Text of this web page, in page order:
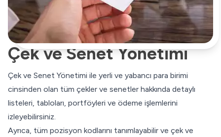
Çek ve Senet Yönetimi
Çek ve Senet Yönetimi ile yerli ve yabancı para birimi
cinsinden olan tüm çekler ve senetler hakkında detaylı
listeleri, tabloları, portföyleri ve ödeme işlemlerini
izleyebilirsiniz.
Ayrıca, tüm pozisyon kodlarını tanımlayabilir ve çek ve